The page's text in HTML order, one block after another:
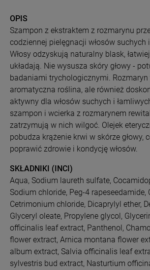
OPIS
Szampon z ekstraktem z rozmarynu
codziennej pielęgnacji włosów suchych
Włosy odzyskują naturalny blask,
układają. Nie wysusza skóry głowy -
badaniami trychologicznymi.
aromatyczna roślina, ale również
aktywny dla włosów suchych i
szampon i wcierka z rozmarynem
zatrzymują w nich wilgoć. Olejek
pobudza krążenie krwi w skórze głowy,
poprawić zdrowie i kondycję włosów.
SKŁADNIKI (INCI)
Aqua, Sodium laureth sulfate,
Sodium chloride, Peg-4 rapeseedamide,
Cetrimonium chloride, Dicaprylyl ether,
Glyceryl oleate, Propylene glycol,
officinalis leaf extract, Panthenol,
flower extract, Arnica montana flower
album extract, Salvia officinalis leaf
sylvestris bud extract, Nasturtium